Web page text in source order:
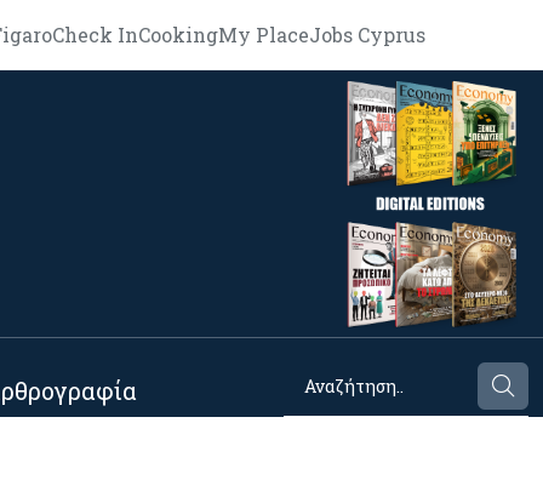
Check InCookingMy PlaceJobs Cyprus